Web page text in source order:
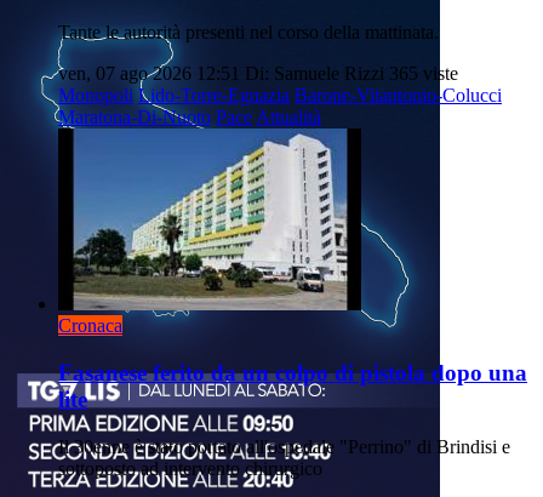
Tante le autorità presenti nel corso della mattinata.
ven, 07 ago 2026 12:51 Di: Samuele Rizzi 365 viste
Monopoli Lido-Torre-Egnazia Barone-Vitantonio-Colucci
Maratona-Di-Nuoto Pace Attualità
Cronaca
Fasanese ferito da un colpo di pistola dopo una
lite
Il 30enne è stato portato all'ospedale "Perrino" di Brindisi e
sottoposto ad intervento chirurgico